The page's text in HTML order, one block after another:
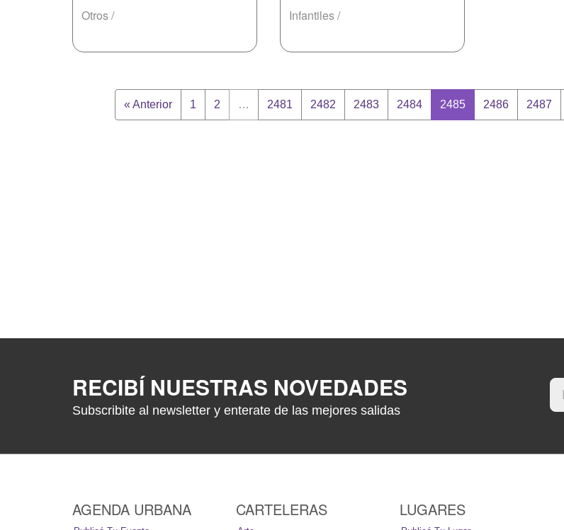
Otros / Infantiles /
« Anterior 1 2 … 2481 2482 2483 2484 2485 2486 2487
RECIBÍ NUESTRAS NOVEDADES
Subscribite al newsletter y enterate de las mejores salidas
AGENDA URBANA CARTELERAS LUGARES